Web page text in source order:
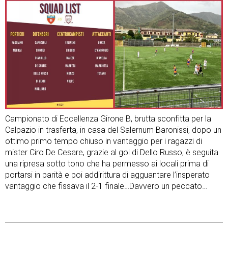
Campionato di Eccellenza Girone B, brutta sconfitta per la
Calpazio in trasferta, in casa del Salernum Baronissi, dopo un
ottimo primo tempo chiuso in vantaggio per i ragazzi di
mister Ciro De Cesare, grazie al gol di Dello Russo, è seguita
una ripresa sotto tono che ha permesso ai locali prima di
portarsi in parità e poi addirittura di agguantare l’insperato
vantaggio che fissava il 2-1 finale…Davvero un peccato…